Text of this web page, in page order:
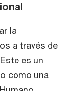
la
a través de
es un
como una